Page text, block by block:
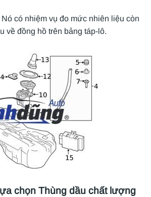
Nó có nhiệm vụ đo mức nhiên liệu còn
về đồng hồ trên bảng táp-lô.
chọn Thùng dầu chất lượng